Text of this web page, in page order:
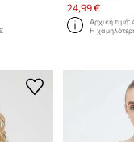
24,99 €
Αρχική τιμή:
Η